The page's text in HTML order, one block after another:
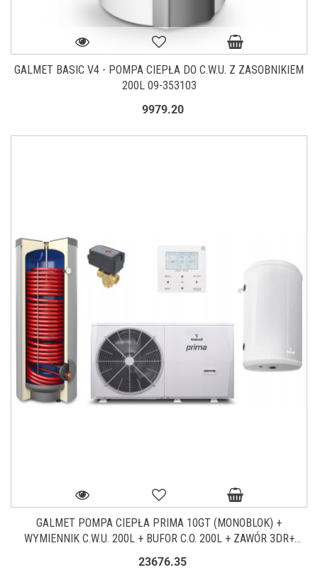
GALMET BASIC V4 - POMPA CIEPŁA DO C.W.U. Z ZASOBNIKIEM
200L 09-353103
9979.20
GALMET POMPA CIEPŁA PRIMA 10GT (MONOBLOK) +
WYMIENNIK C.W.U. 200L + BUFOR C.O. 200L + ZAWÓR 3DR+
23676.35